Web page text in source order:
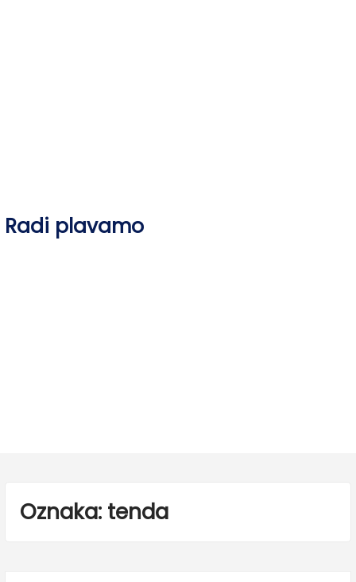
Radi plavamo
Oznaka: tenda